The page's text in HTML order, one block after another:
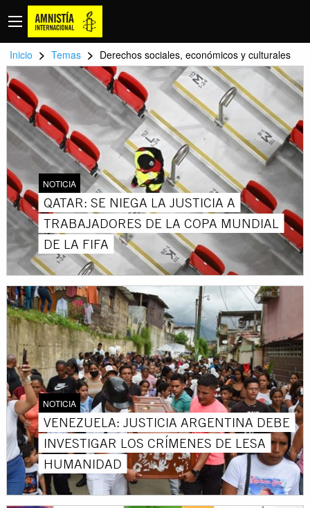
Inicio > Temas > Derechos sociales, económicos y culturales
NOTICIA
QATAR: SE NIEGA LA JUSTICIA A
TRABAJADORES DE LA COPA MUNDIAL
DE LA FIFA
NOTICIA
VENEZUELA: JUSTICIA ARGENTINA DEBE
INVESTIGAR LOS CRÍMENES DE LESA
HUMANIDAD